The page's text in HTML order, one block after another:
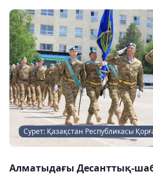
Сурет: Қазақстан Республикасы
Алматыдағы Десанттық-